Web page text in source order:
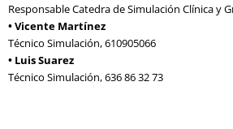
Responsable Catedra de Simulación Clínica y
• Vicente Martínez
Técnico Simulación, 610905066
• Luis Suarez
Técnico Simulación, 636 86 32 73